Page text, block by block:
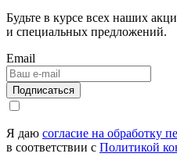
Будьте в курсе всех наших
и специальных предложений.
Email
Я даю согласие на обработку
в соответствии с Политикой